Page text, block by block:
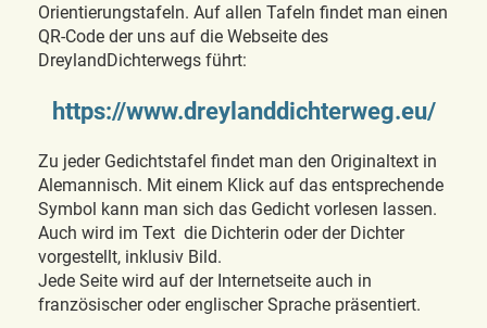
Orientierungstafeln. Auf allen Tafeln findet man einen
QR-Code der uns auf die Webseite des
DreylandDichterwegs führt:
https://www.dreylanddichterweg.eu/
Zu jeder Gedichtstafel findet man den Originaltext in
Alemannisch. Mit einem Klick auf das entsprechende
Symbol kann man sich das Gedicht vorlesen lassen.
Auch wird im Text die Dichterin oder der Dichter
vorgestellt, inklusiv Bild.
Jede Seite wird auf der Internetseite auch in
französischer oder englischer Sprache präsentiert.